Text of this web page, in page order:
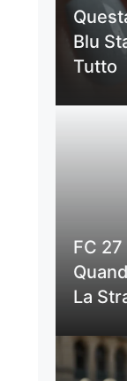
Blu
Tutto
FC
La